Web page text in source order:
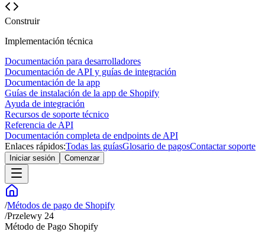
Construir
Implementación técnica
Documentación para desarrolladores
Documentación de API y guías de integración
Documentación de la app
Guías de instalación de la app de Shopify
Ayuda de integración
Recursos de soporte técnico
Referencia de API
Documentación completa de endpoints de API
Enlaces rápidos:Todas las guíasGlosario de pagosContactar soporte
Iniciar sesión Comenzar
/Métodos de pago de Shopify
/Przelewy 24
Método de Pago Shopify